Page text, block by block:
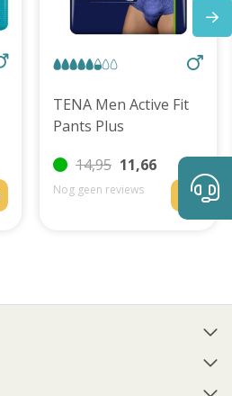
TENA Men Active Fit
Pants Plus
14,95 11,66
Nog geen reviews